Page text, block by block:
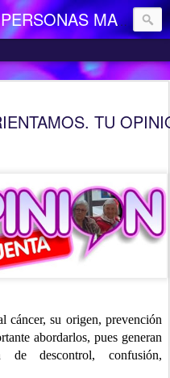
CENTRO DE DIA PARA PERSONAS MAYORES DEPENDIENTES "LA CAMOCHA"
TU
cáncer, su origen, prevención
abordarlos, pues generan
de descontrol, confusión,